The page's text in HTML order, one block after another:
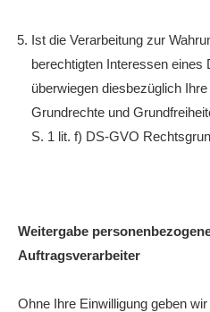
Ist die Verarbeitung zur
berechtigten Interessen eines
überwiegen diesbezüglich
Grundrechte und
S. 1 lit. f) DS-GVO
Weitergabe
Auftragsverarbeiter
Ohne Ihre Einwilligung geben